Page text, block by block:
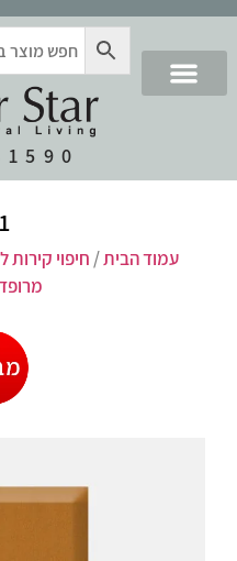
עמוד הבית/ חיפוי קירות